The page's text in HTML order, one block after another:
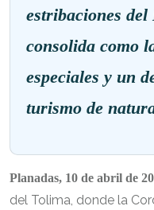
estribaciones
consolida como
especiales y un
turismo de
Planadas, 10 de abril de
del Tolima, donde la